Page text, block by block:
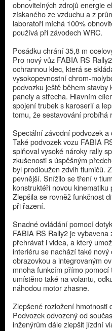
obnovitelných zdrojů energie
získaného ze vzduchu a z
laboratoři míchá 100%
používá při závodech WRC.
Posádku chrání 35,8 m
Pro nový vůz FABIA RS
ochrannou klec, která se
vysokopevnostní chrom-
podvozku ještě během
panely a střecha. Hlavním
spojení trubek s karoserií a
tomu, že sestavování probíhá
Speciální závodní podvozek
Také podvozek vozu FABIA
splňoval vysoké nároky rally
zkušenosti s úspěšným
byl prodloužen zdvih tlumičů.
pevnější. Snížilo se tření v
konstruktéři novou
Zlepšila se rovněž funkčnost
při řazení.
Snadné ovládání pomocí
FABIA RS Rally2 je
přehrávat i videa, a který
interiéru se nachází také
obrazovkou a integrovaným
mnoha funkcím přímo
umístěno také na volantu,
náhodou motor zhasne.
Zlepšené rozložení hmotnosti
Podvozek odvozený od
inženýrům dále zlepšit jízdní